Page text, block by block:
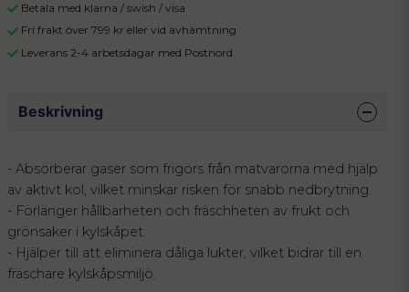
Betala med klarna / swish / visa
Fri frakt över 799 kr eller vid avhämtning
Leverans 2-4 arbetsdagar med Postnord
Beskrivning
- Absorberar gaser som frigörs från matvarorna med hjälp
av aktivt kol, vilket minskar risken för snabb nedbrytning.
- Förlänger hållbarheten och fräschheten av frukt och
grönsaker i kylskåpet.
- Hjälper till att eliminera dåliga lukter, vilket bidrar till en
fräschare kylskåpsmiljö.